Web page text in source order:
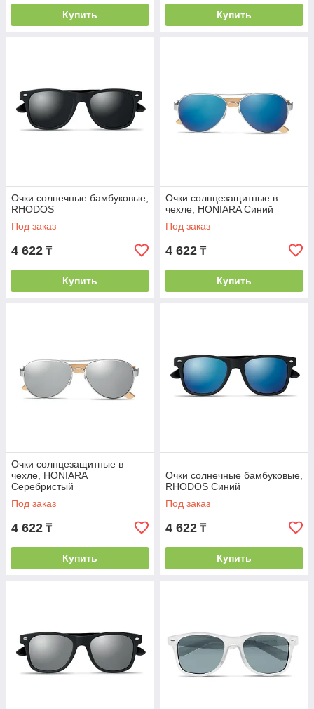
Купить Купить
Очки солнечные бамбуковые,
RHODOS
Под заказ
4 622 ₸
Купить
Очки солнцезащитные в
чехле, HONIARA Синий
Под заказ
4 622 ₸
Купить
Очки солнцезащитные в
чехле, HONIARA
Серебристый
Под заказ
4 622 ₸
Купить
Очки солнечные бамбуковые,
RHODOS Синий
Под заказ
4 622 ₸
Купить